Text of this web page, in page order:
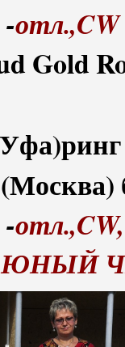
Gold
-